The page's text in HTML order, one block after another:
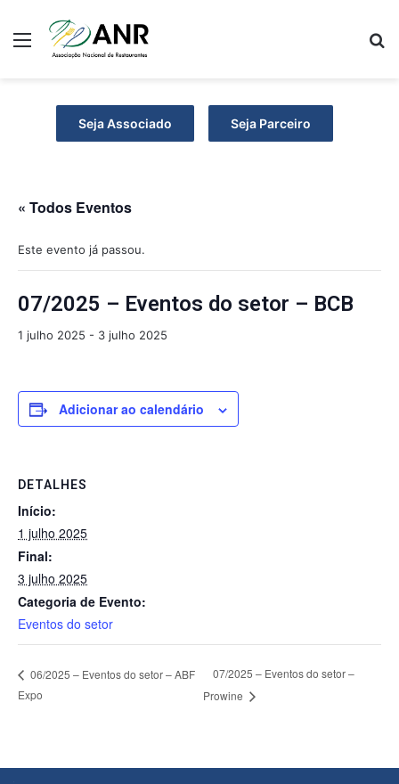
Menu
Seja Associado Seja Parceiro
« Todos Eventos
Este evento já passou.
07/2025 – Eventos do setor – BCB
1 julho 2025 - 3 julho 2025
Adicionar ao calendário
DETALHES
Início:
1 julho 2025
Final:
3 julho 2025
Categoria de Evento:
Eventos do setor
06/2025 – Eventos do setor – ABF
Expo
07/2025 – Eventos do setor –
Prowine